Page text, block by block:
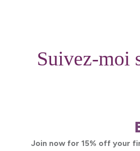
Suivez-moi
Join now for 15% off your